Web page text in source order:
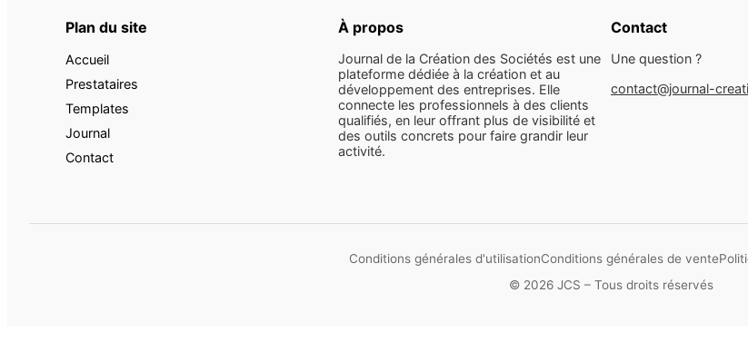
Plan du site
Accueil
Prestataires
Templates
Journal
Contact
À propos
Journal de la Création des Sociétés est une
plateforme dédiée à la création et au
développement des entreprises. Elle
connecte les professionnels à des clients
qualifiés, en leur offrant plus de visibilité et
des outils concrets pour faire grandir leur
activité.
Contact
Une question ?
contact@journal-
Conditions générales d'utilisationConditions générales de vente
© 2026 JCS – Tous droits réservés